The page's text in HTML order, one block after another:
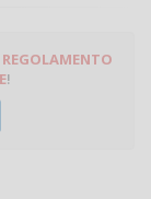
REGOLAMENTO
!